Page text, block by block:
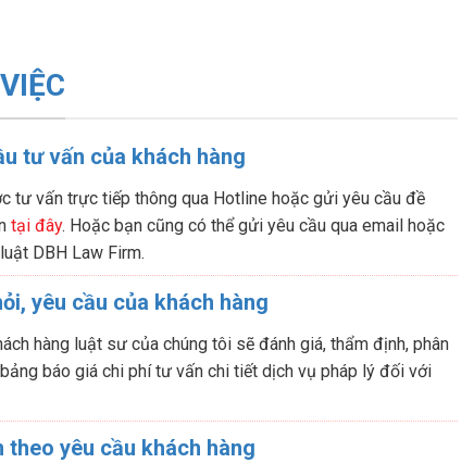
tư vấn của khách hàng
tư vấn trực tiếp thông qua Hotline hoặc gửi yêu cầu đề
tại đây. Hoặc bạn cũng có thể gửi yêu cầu qua email hoặc
DBH Law Firm.
yêu cầu của khách hàng
hàng luật sư của chúng tôi sẽ đánh giá, thẩm định, phân
báo giá chi phí tư vấn chi tiết dịch vụ pháp lý đối với
yêu cầu khách hàng